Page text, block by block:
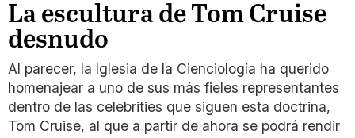
La escultura de Tom Cruise
desnudo
Al parecer, la Iglesia de la Cienciología ha querido
homenajear a uno de sus más fieles representantes
dentro de las celebrities que siguen esta doctrina,
Tom Cruise, al que a partir de ahora se podrá rendir